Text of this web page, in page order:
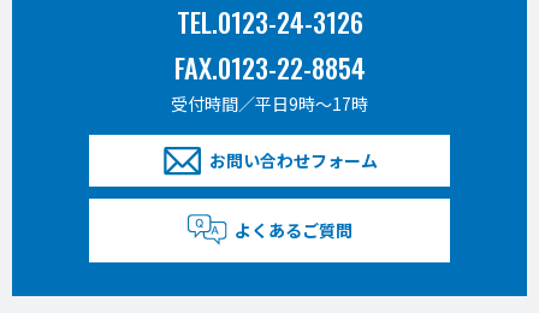
TEL.0123-24-3126
FAX.0123-22-8854
受付時間／平日9時〜17時
お問い合わせフォーム
よくあるご質問